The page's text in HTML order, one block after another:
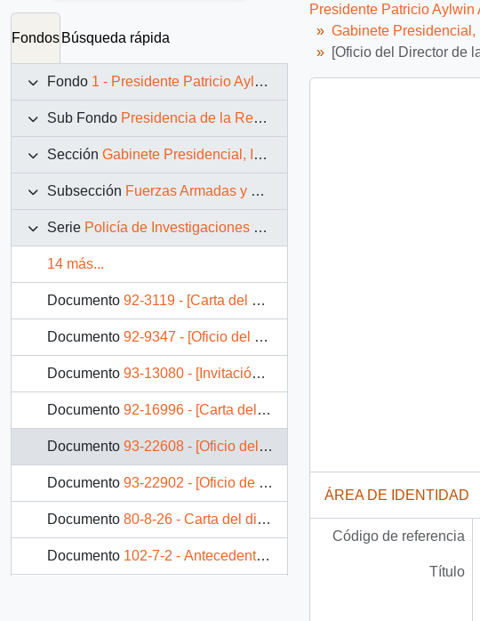
Fondos Búsqueda rápida
Fondo 1 - Presidente Patricio Aylwin Azócar (1990-1994)
Sub Fondo Presidencia de la República (11 marzo 1990 – 11 marzo 1994)
Sección Gabinete Presidencial, Instituciones y Servicios
Subsección Fuerzas Armadas y Carabineros
Serie Policía de Investigaciones de Chile
14 más...
Documento 92-3119 - [Carta del Director General de la Policía de Investigaciones dirigida al Jefe de Gabinete Presidencial]
Documento 92-9347 - [Oficio del Director General Interino de la Policía de Investigaciones de Chile dirigido al Jefe de Gabinete Presidencial]
Documento 93-13080 - [Invitación al Sexagésimo Aniversario de la Policía de Investigaciones de Chile]
Documento 92-16996 - [Carta del Presidente de la Corporación Mutual de Discapacitados en Actos de Servicio de las, FF.AA., Carabineros y Policía de Investigaciones de Chile]
Documento 93-22608 - [Oficio del Director de la Policía de Investigaciones dirigido al Jefe de Gabinete Presidencial, mediante el cual extiende invitación al Presidente Patricio Aylwin, para ser partícipe de la Ceremonia de Graduación de aspirantes a Oficiales Policiales, Promoción 1991-1993]
Documento 93-22902 - [Oficio de la Jefatura de Instrucción de la Policía de Investigaciones de Chile dirigido al Gabinete Presidencial, referente a solicitud de postulación]
Documento 80-8-26 - Carta del director general de la Policía de Investigaciones de Chile, sr. Horacio Toro Iturra, dirigida al Excelentísimo Presidente de la República de Chile, Don Patricio Aylwin Azócar
Documento 102-7-2 - Antecedentes relativos a INTERPOL
Presidente Patricio Aylwin
Gabinete
[Oficio del Director de
ÁREA DE IDENTIDAD
Código de referencia
Título